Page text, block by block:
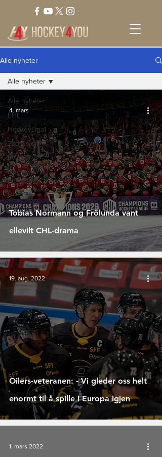
Alle nyheter
Alle nyheter
EHL
HockeyLiga1
2. divisjon
Kvinner
Hockey4You
portrettet
Diverse
Alle nyheter
Tobias Normann og Frölunda vant
ellevilt CHL-drama
4. mars
Oilers-veteranen: - Vi gleder oss helt
enormt til å spille i Europa igjen
19. aug. 2022
1. mars 2022